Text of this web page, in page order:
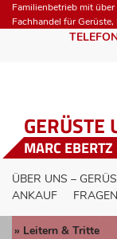
Familienbetrieb mit
Fachhandel für
GERÜSTE
MARC EBERTZ
ÜBER UNS –
ANKAUF
FRAGEN
Leitern & Tritte